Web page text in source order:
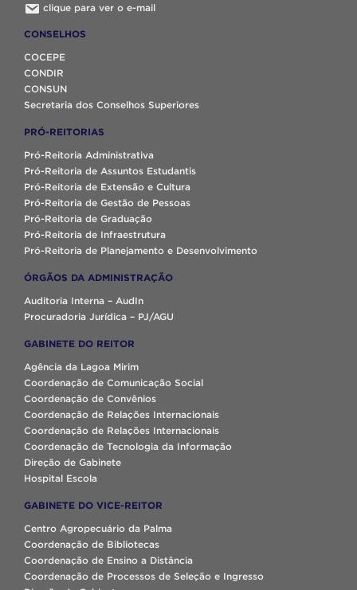
clique para ver o e-mail
CONSELHOS
COCEPE
CONDIR
CONSUN
Secretaria dos Conselhos Superiores
PRÓ-REITORIAS
Pró-Reitoria Administrativa
Pró-Reitoria de Assuntos Estudantis
Pró-Reitoria de Extensão e Cultura
Pró-Reitoria de Gestão de Pessoas
Pró-Reitoria de Graduação
Pró-Reitoria de Infraestrutura
Pró-Reitoria de Planejamento e Desenvolvimento
ÓRGÃOS DA ADMINISTRAÇÃO
Auditoria Interna – AudIn
Procuradoria Jurídica – PJ/AGU
GABINETE DO REITOR
Agência da Lagoa Mirim
Coordenação de Comunicação Social
Coordenação de Convênios
Coordenação de Relações Internacionais
Coordenação de Relações Internacionais
Coordenação de Tecnologia da Informação
Direção de Gabinete
Hospital Escola
GABINETE DO VICE-REITOR
Centro Agropecuário da Palma
Coordenação de Bibliotecas
Coordenação de Ensino a Distância
Coordenação de Processos de Seleção e Ingresso